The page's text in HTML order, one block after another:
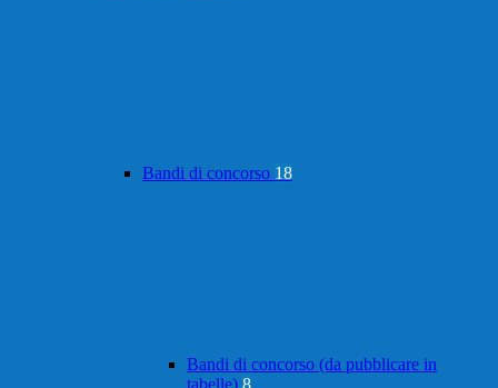
Bandi di concorso 18
Bandi di concorso (da pubblicare in